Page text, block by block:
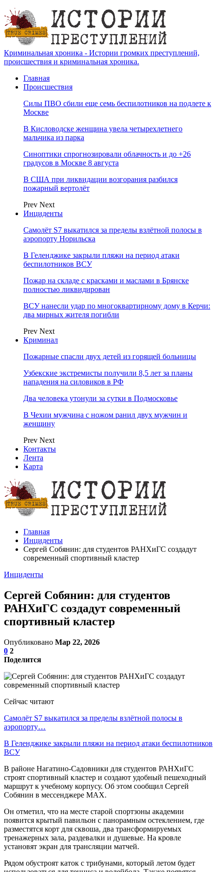
Криминальная хроника - Истории громких преступлений,
происшествия и криминальная хроника.
Главная
Происшествия
Силы ПВО сбили еще семь беспилотников на подлете к
Москве
В Кисловодске женщина увела четырехлетнего
мальчика из парка
Синоптики спрогнозировали облачность и до +26
градусов в Москве 8 августа
В США при ликвидации возгорания разбился
пожарный вертолёт
Prev Next
Инциденты
Самолёт S7 выкатился за пределы взлётной полосы в
аэропорту Норильска
В Геленджике закрыли пляжи на период атаки
беспилотников ВСУ
Пожар на складе с красками и маслами в Брянске
полностью ликвидирован
ВСУ нанесли удар по многоквартирному дому в Керчи:
два мирных жителя погибли
Prev Next
Криминал
Пожарные спасли двух детей из горящей больницы
Узбекские экстремисты получили 8,5 лет за планы
нападения на силовиков в РФ
Два человека утонули за сутки в Подмосковье
В Чехии мужчина с ножом ранил двух мужчин и
женщину
Prev Next
Контакты
Лента
Карта
Главная
Инциденты
Сергей Собянин: для студентов РАНХиГС создадут
современный спортивный кластер
Инциденты
Сергей Собянин: для студентов
РАНХиГС создадут современный
спортивный кластер
Опубликовано Мар 22, 2026
0 2
Поделится
Сейчас читают
Самолёт S7 выкатился за пределы взлётной полосы в
аэропорту…
В Геленджике закрыли пляжи на период атаки беспилотников
ВСУ
В районе Нагатино-Садовники для студентов РАНХиГС
строят спортивный кластер и создают удобный пешеходный
маршрут к учебному корпусу. Об этом сообщил Сергей
Собянин в мессенджере MAX.
Он отметил, что на месте старой спортзоны академии
появится крытый павильон с панорамным остеклением, где
разместятся корт для сквоша, два трансформируемых
тренажерных зала, раздевалки и душевые. На кровле
установят экран для трансляции матчей.
Рядом обустроят каток с трибунами, который летом будет